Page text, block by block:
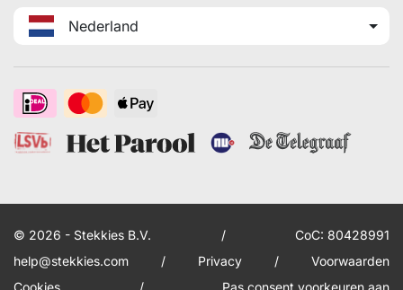
Nederland
© 2026 - Stekkies B.V. /
CoC: 80428991
help@stekkies.com
/ Privacy /
Voorwaarden